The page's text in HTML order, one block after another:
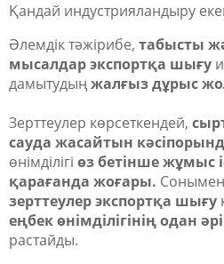
Қандай индустрияландыру
Әлемдік тәжірибе, табысты
мысалдар экспортқа шығу
дамытудыңжалғыз дұрыс
Зерттеулер көрсеткендей,
сауда жасайтын
өнімділігі өз бетінше жұмыс
қарағанда жоғары.
зерттеулер экспортқа шығу
еңбек өнімділігінің одан
растайды.